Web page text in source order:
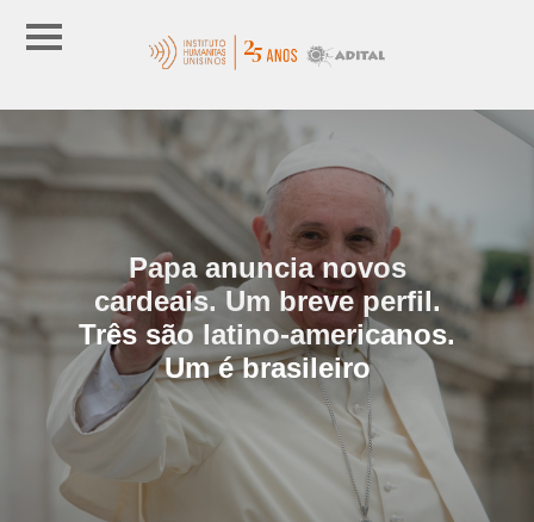
Papa anuncia novos
cardeais. Um breve perfil.
Três são latino-americanos.
Um é brasileiro